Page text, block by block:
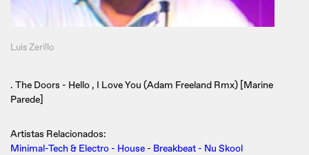
Luis Zerillo
. The Doors - Hello , I Love You (Adam Freeland Rmx) [Marine
Parede]
Artistas Relacionados:
Minimal-Tech & Electro - House - Breakbeat - Nu Skool